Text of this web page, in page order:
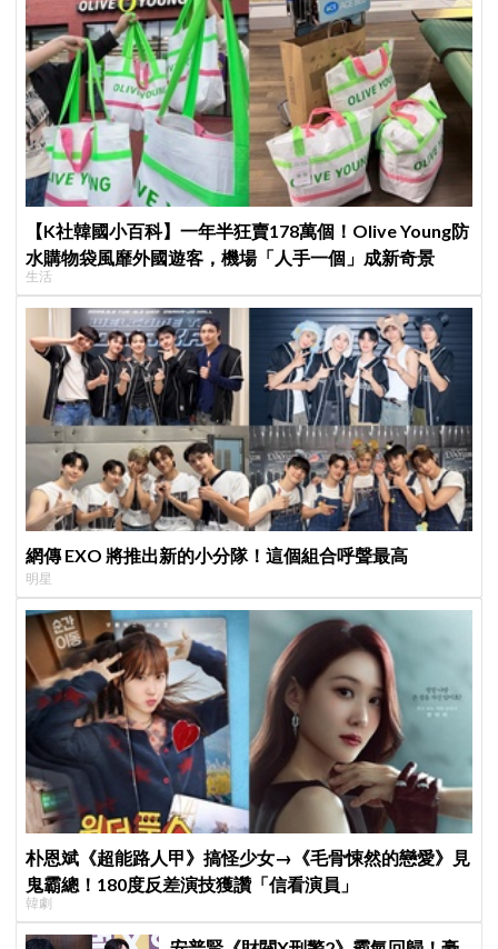
【K社韓國小百科】一年半狂賣178萬個！Olive Young防
水購物袋風靡外國遊客，機場「人手一個」成新奇景
生活
網傳 EXO 將推出新的小分隊！這個組合呼聲最高
明星
朴恩斌《超能路人甲》搞怪少女→《毛骨悚然的戀愛》見
鬼霸總！180度反差演技獲讚「信看演員」
韓劇